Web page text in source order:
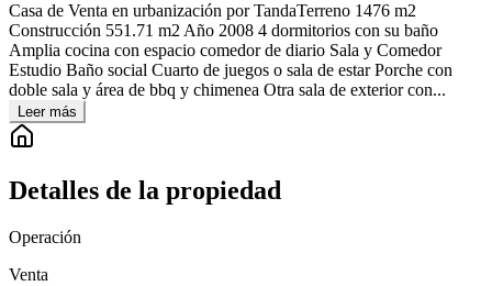
Casa de Venta en urbanización por TandaTerreno 1476 m2
Construcción 551.71 m2 Año 2008 4 dormitorios con su baño
Amplia cocina con espacio comedor de diario Sala y Comedor
Estudio Baño social Cuarto de juegos o sala de estar Porche con
doble sala y área de bbq y chimenea Otra sala de exterior con...
Leer más
Detalles de la propiedad
Operación
Venta